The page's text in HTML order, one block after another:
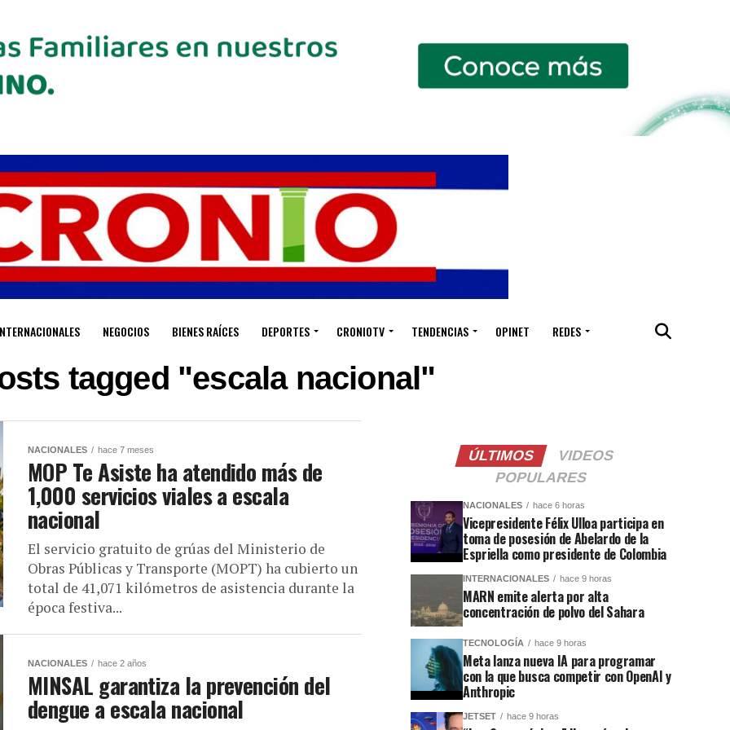
NEGOCIOS BIENES RAÍCES DEPORTES CRONIOTV TENDENCIAS OPINET REDES
tagged "escala nacional"
NACIONALES hace 7 meses
MOP Te Asiste ha atendido más de
1,000 servicios viales a escala
nacional
El servicio gratuito de grúas del Ministerio de
Obras Públicas y Transporte (MOPT) ha cubierto un
total de 41,071 kilómetros de asistencia durante la
época festiva...
NACIONALES hace 2 años
MINSAL garantiza la prevención del
dengue a escala nacional
ÚLTIMOS
VIDEOS
POPULARES
NACIONALES hace 6 horas
Vicepresidente Félix Ulloa participa en
toma de posesión de Abelardo de la
Espriella como presidente de Colombia
INTERNACIONALES hace 9 horas
MARN emite alerta por alta
concentración de polvo del Sahara
TECNOLOGÍA hace 9 horas
Meta lanza nueva IA para programar
con la que busca competir con OpenAI y
Anthropic
JETSET hace 9 horas